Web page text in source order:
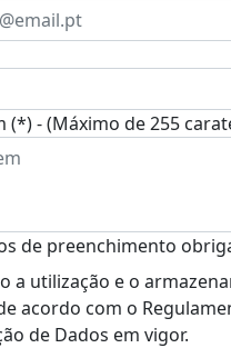
(*) - (Máximo de 255
de preenchimento
a utilização e o
acordo com o
de Dados em vigor.